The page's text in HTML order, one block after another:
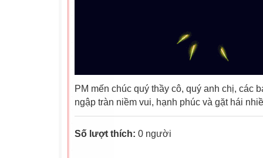
PM mến chúc quý thầy cô, quý anh chị, các
ngập tràn niềm vui, hạnh phúc và gặt hái
Số lượt thích: 0 người